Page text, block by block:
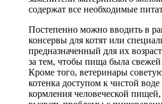
содержат все необходимые
Постепенно можно вводить в
консервы для котят или
предназначенный для их
за тем, чтобы пища была свежей
Кроме того, ветеринары
котенка доступом к чистой воде
кормления человеческой